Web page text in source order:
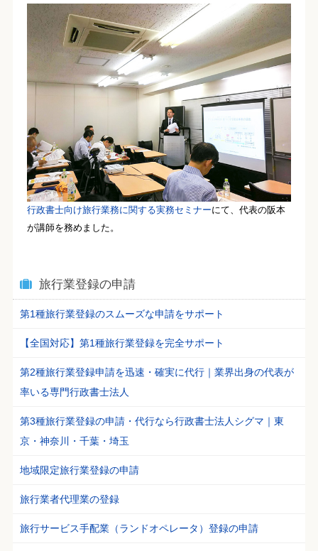
行政書士向け旅行業務に関する実務セミナーにて、代表の阪本
が講師を務めました。
旅行業登録の申請
第1種旅行業登録のスムーズな申請をサポート
【全国対応】第1種旅行業登録を完全サポート
第2種旅行業登録申請を迅速・確実に代行｜業界出身の代表が
率いる専門行政書士法人
第3種旅行業登録の申請・代行なら行政書士法人シグマ｜東
京・神奈川・千葉・埼玉
地域限定旅行業登録の申請
旅行業者代理業の登録
旅行サービス手配業（ランドオペレータ）登録の申請